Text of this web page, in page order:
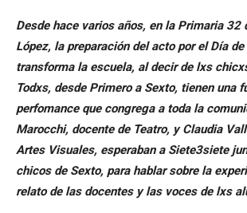
Desde hace varios años, en la Primaria 32
López, la preparación del acto por el Día
transforma la escuela, al decir de lxs
Todxs, desde Primero a Sexto, tienen una
perfomance que congrega a toda la
Marocchi, docente de Teatro, y Claudia
Artes Visuales, esperaban a Siete3siete
chicos de Sexto, para hablar sobre la
relato de las docentes y las voces de lxs